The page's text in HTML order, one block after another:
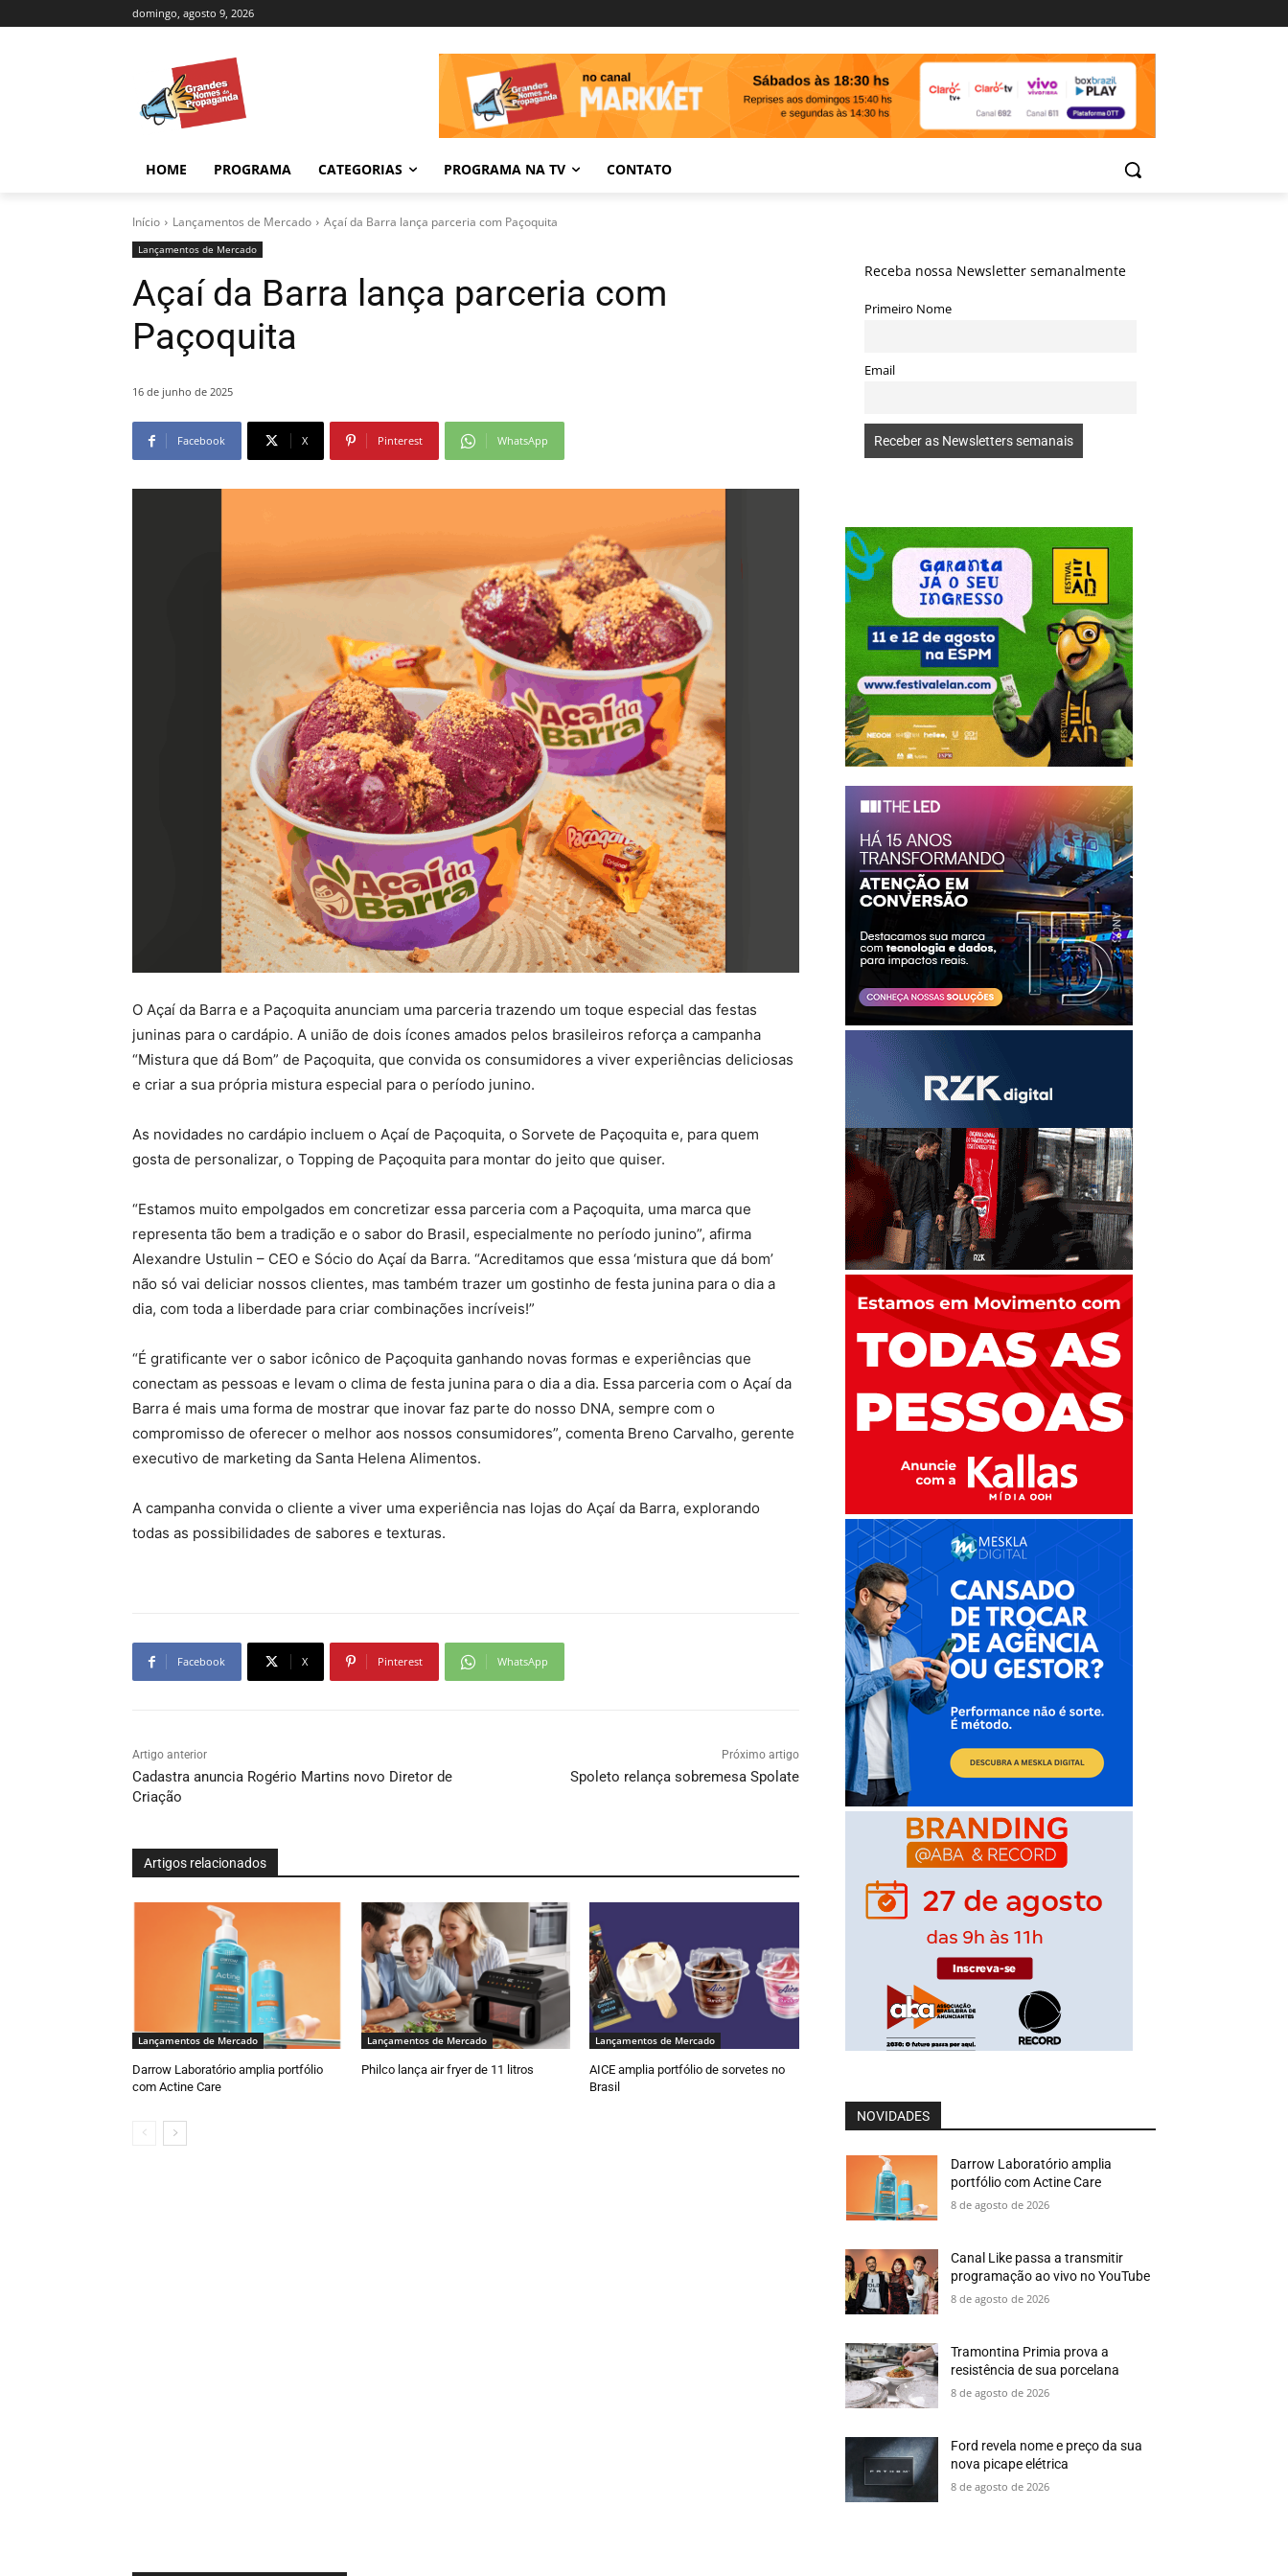
domingo, agosto 9, 2026
HOME PROGRAMA CATEGORIAS PROGRAMA NA TV CONTATO
Início Lançamentos de Mercado Açaí da Barra lança parceria com Paçoquita
Lançamentos de Mercado
Açaí da Barra lança parceria com
Paçoquita
16 de junho de 2025
Facebook X Pinterest WhatsApp
O Açaí da Barra e a Paçoquita anunciam uma parceria trazendo um toque especial das festas
juninas para o cardápio. A união de dois ícones amados pelos brasileiros reforça a campanha
“Mistura que dá Bom” de Paçoquita, que convida os consumidores a viver experiências deliciosas
e criar a sua própria mistura especial para o período junino.
As novidades no cardápio incluem o Açaí de Paçoquita, o Sorvete de Paçoquita e, para quem
gosta de personalizar, o Topping de Paçoquita para montar do jeito que quiser.
“Estamos muito empolgados em concretizar essa parceria com a Paçoquita, uma marca que
representa tão bem a tradição e o sabor do Brasil, especialmente no período junino”, afirma
Alexandre Ustulin – CEO e Sócio do Açaí da Barra. “Acreditamos que essa ‘mistura que dá bom’
não só vai deliciar nossos clientes, mas também trazer um gostinho de festa junina para o dia a
dia, com toda a liberdade para criar combinações incríveis!”
“É gratificante ver o sabor icônico de Paçoquita ganhando novas formas e experiências que
conectam as pessoas e levam o clima de festa junina para o dia a dia. Essa parceria com o Açaí da
Barra é mais uma forma de mostrar que inovar faz parte do nosso DNA, sempre com o
compromisso de oferecer o melhor aos nossos consumidores”, comenta Breno Carvalho, gerente
executivo de marketing da Santa Helena Alimentos.
A campanha convida o cliente a viver uma experiência nas lojas do Açaí da Barra, explorando
todas as possibilidades de sabores e texturas.
Facebook X Pinterest WhatsApp
Artigo anterior
Cadastra anuncia Rogério Martins novo Diretor de
Criação
Próximo artigo
Spoleto relança sobremesa Spolate
Artigos relacionados
Lançamentos de Mercado
Darrow Laboratório amplia portfólio
com Actine Care
Lançamentos de Mercado
Philco lança air fryer de 11 litros
Lançamentos de Mercado
AICE amplia portfólio de sorvetes no
Brasil
Receba nossa Newsletter semanalmente
Primeiro Nome
Email
NOVIDADES
Darrow Laboratório amplia
portfólio com Actine Care
8 de agosto de 2026
Canal Like passa a transmitir
programação ao vivo no YouTube
8 de agosto de 2026
Tramontina Primia prova a
resistência de sua porcelana
8 de agosto de 2026
Ford revela nome e preço da sua
nova picape elétrica
8 de agosto de 2026